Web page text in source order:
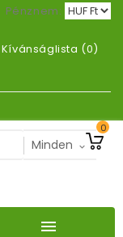
Pénznem:
Kívánságlista (0)
0
